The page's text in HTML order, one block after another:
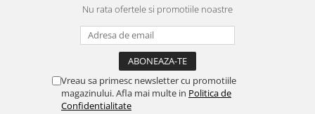
Nu rata ofertele si promotiile noastre
Vreau sa primesc newsletter cu promotiile
magazinului. Afla mai multe in Politica de
Confidentialitate